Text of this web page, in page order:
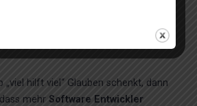
eine weitere Spielrunde sein.
für andere
hilft viel“ Glauben schenkt, dann
mehr Software Entwickler